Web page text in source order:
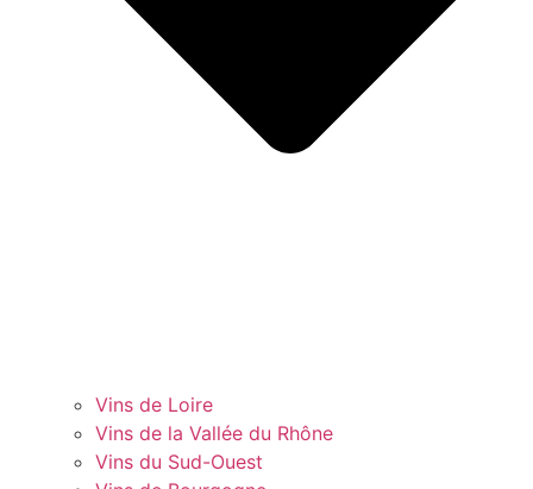
Vins de Loire
Vins de la Vallée du Rhône
Vins du Sud-Ouest